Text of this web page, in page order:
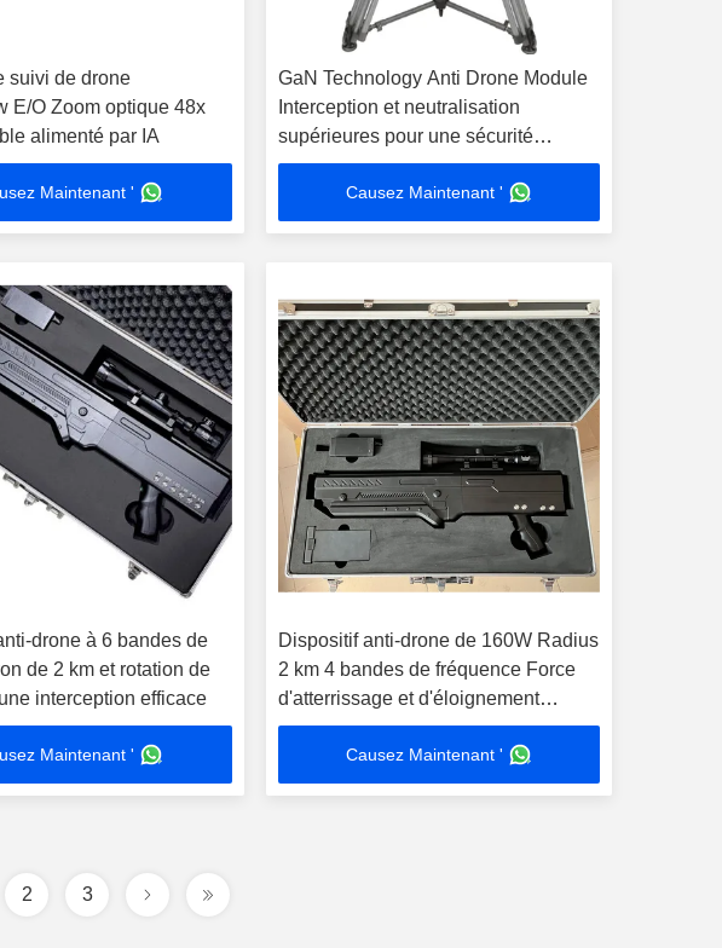
suivi de drone
E/O Zoom optique 48x
alimenté par IA
Maintenant '
GaN Technology Anti Drone Module
Interception et neutralisation
supérieures pour une sécurité
maximale
Causez Maintenant '
drone à 6 bandes de
de 2 km et rotation de
interception efficace
Maintenant '
Dispositif anti-drone de 160W Radius
2 km 4 bandes de fréquence Force
d'atterrissage et d'éloignement
Contre-mesures pour les drones
Causez Maintenant '
2 3